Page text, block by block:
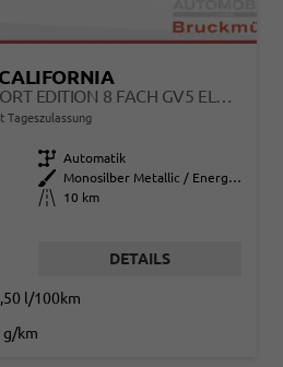
BEACH 2.0TDI DSG SPORT EDITION 8 FACH GV5 ELEGANCE+
Tageszulassung
Getriebe Automatik
Außenfarbe
Monosilber Metallic / Energeticorange Metallic
Kilometerstand
10 km
DETAILS
l/100km
g/km